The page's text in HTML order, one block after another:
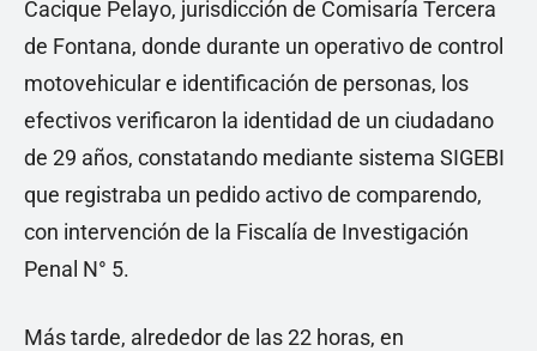
Cacique Pelayo, jurisdicción de Comisaría Tercera
de Fontana, donde durante un operativo de control
motovehicular e identificación de personas, los
efectivos verificaron la identidad de un ciudadano
de 29 años, constatando mediante sistema SIGEBI
que registraba un pedido activo de comparendo,
con intervención de la Fiscalía de Investigación
Penal N° 5.
Más tarde, alrededor de las 22 horas, en